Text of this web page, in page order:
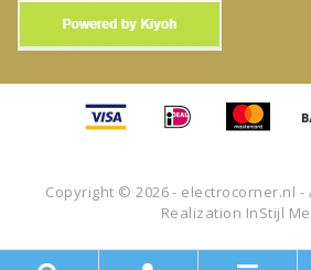
Copyright © 2026 - electrocorner.nl -
Realization InStijl